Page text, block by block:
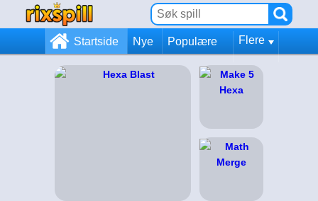
Startside Nye Populære Flere